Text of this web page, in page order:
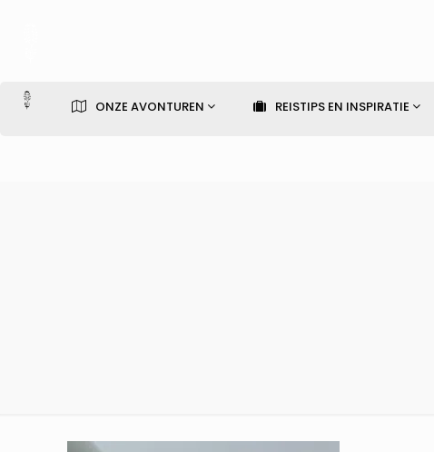
ONZE AVONTUREN REISTIPS EN INSPIRATIE